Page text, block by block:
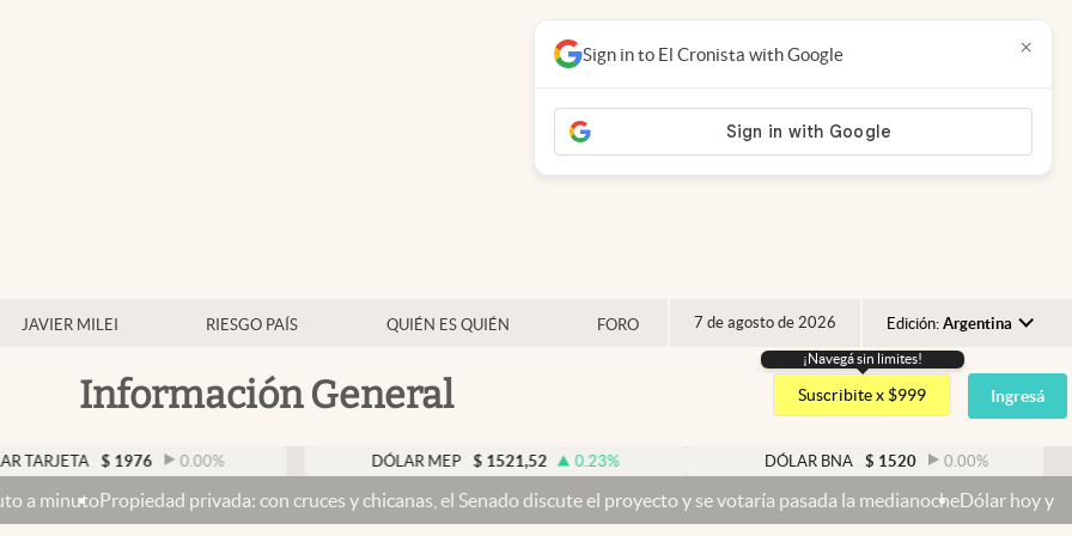
JAVIER MILEI RIESGO PAÍS QUIÉN ES QUIÉN FORO 7 de agosto de 2026 Edición: Argentina
Argentina
España
USA
Información General
¡Navegá sin limites!
Suscribite x $999 Ingresá
$ 1976 0.00% DÓLAR MEP $ 1521,52 0.23% DÓLAR BNA $ 1520 0.00%
privada: con cruces y chicanas, el Senado discute el proyecto y se votaría pasada la medianocheDólar hoy y dólar blue hoy:
Sign in to El Cronista with Google ×